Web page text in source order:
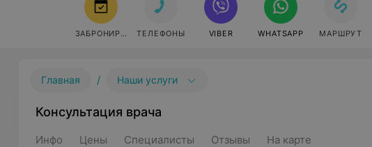
ЗАБРОНИРОВАТЬТЕЛЕФОНЫ VIBER WHATSAPP МАРШРУТ
Главная / Наши услуги
Консультация врача
Инфо Цены Специалисты Отзывы На карте